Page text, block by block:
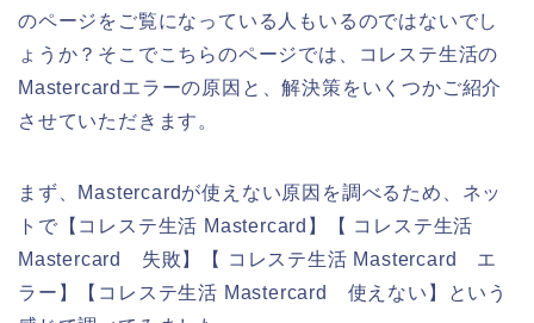
のページをご覧になっている人もいるのではないでし
ょうか？そこでこちらのページでは、コレステ生活の
Mastercardエラーの原因と、解決策をいくつかご紹介
させていただきます。
まず、Mastercardが使えない原因を調べるため、ネッ
トで【コレステ生活 Mastercard】【 コレステ生活
Mastercard 失敗】【 コレステ生活 Mastercard エ
ラー】【コレステ生活 Mastercard 使えない】という